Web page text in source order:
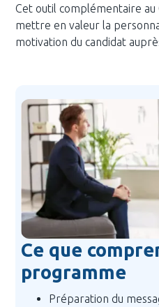
Cet outil complémentaire au
mettre en valeur la
motivation du candidat
Ce que
programme
Préparation du